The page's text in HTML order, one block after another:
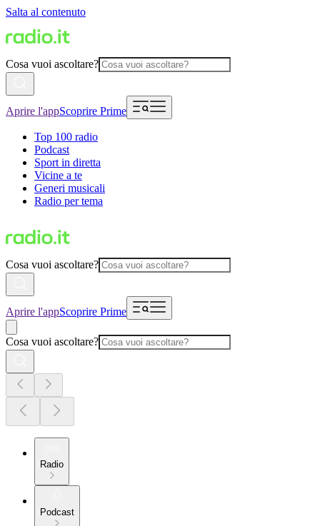
Salta al contenuto
Cosa vuoi ascoltare?
Aprire l'appScoprire Prime
Top 100 radio
Podcast
Sport in diretta
Vicine a te
Generi musicali
Radio per tema
Cosa vuoi ascoltare?
Aprire l'appScoprire Prime
Cosa vuoi ascoltare?
Radio
Podcast